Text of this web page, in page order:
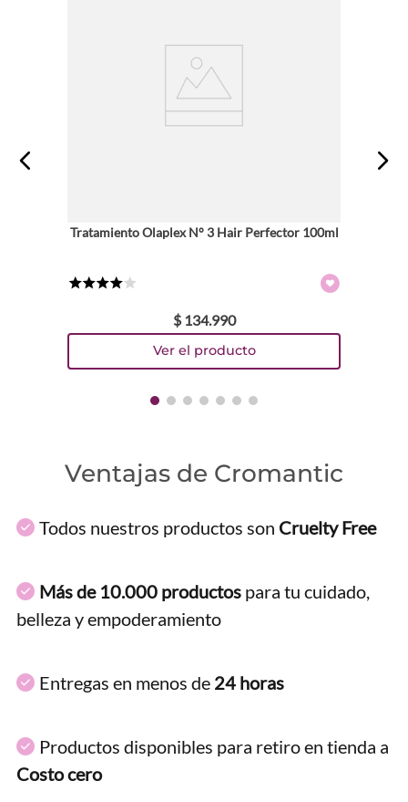
Tratamiento Olaplex N° 3 Hair Perfector 100ml
$ 134.990
Ventajas de Cromantic
Todos nuestros productos son Cruelty Free
Más de 10.000 productos para tu cuidado,
belleza y empoderamiento
Entregas en menos de 24 horas
Productos disponibles para retiro en tienda a
Costo cero